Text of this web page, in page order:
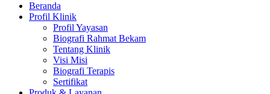
Beranda
Profil Klinik
Profil Yayasan
Biografi Rahmat Bekam
Tentang Klinik
Visi Misi
Biografi Terapis
Sertifikat